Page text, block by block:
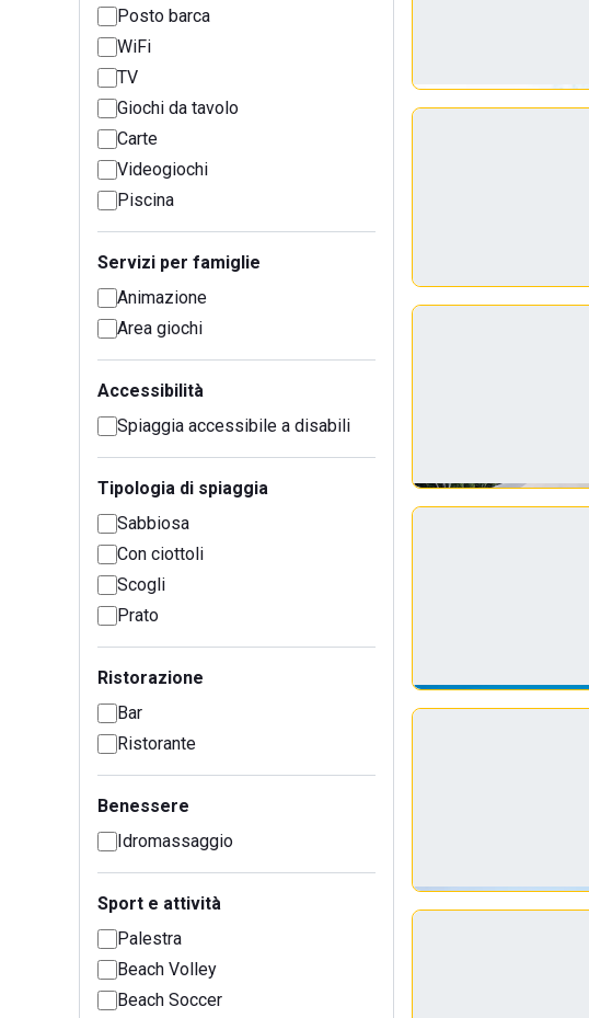
Posto barca
WiFi
TV
Giochi da tavolo
Carte
Videogiochi
Piscina
Servizi per famiglie
Animazione
Area giochi
Accessibilità
Spiaggia accessibile a disabili
Tipologia di spiaggia
Sabbiosa
Con ciottoli
Scogli
Prato
Ristorazione
Bar
Ristorante
Benessere
Idromassaggio
Sport e attività
Palestra
Beach Volley
Beach Soccer